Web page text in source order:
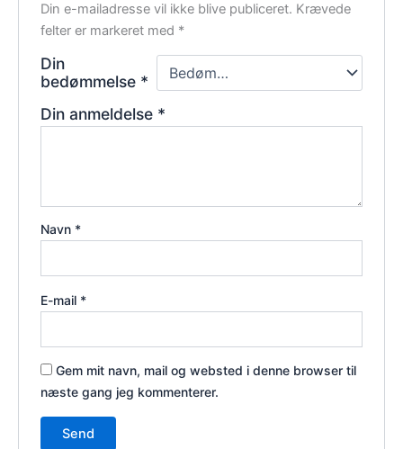
Din e-mailadresse vil ikke blive publiceret. Krævede
felter er markeret med *
Din
bedømmelse *
Din anmeldelse *
Navn *
E-mail *
Gem mit navn, mail og websted i denne browser til
næste gang jeg kommenterer.